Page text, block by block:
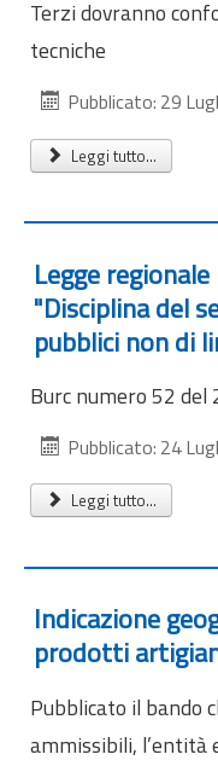
Incentivi e
Eventi formativi
Glossario
Sei qui:Home
Terzi dovranno
tecniche
Pubblicato: 29
Leggi tutto...
Legge
"Disciplina del
pubblici non di
Burcnumero 52 del
Pubblicato: 24
Leggi tutto...
Indicazione
prodotti
Pubblicato il bando
ammissibili, l’entità